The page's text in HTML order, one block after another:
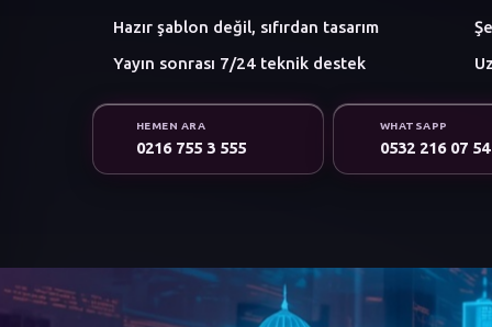
Hazır şablon değil, sıfırdan tasarım
Yayın sonrası 7/24 teknik destek
HEMEN ARA
0216 755 3 555
WHATSAPP
0532 216 07 54